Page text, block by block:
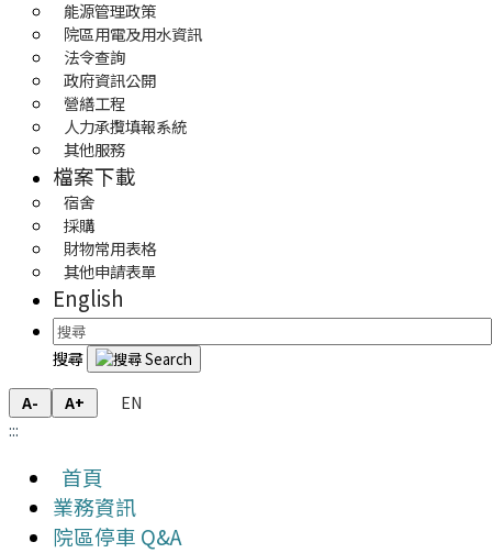
能源管理政策
院區用電及用水資訊
法令查詢
政府資訊公開
營繕工程
人力承攬填報系統
其他服務
檔案下載
宿舍
採購
財物常用表格
其他申請表單
English
搜尋
A- A+
EN
:::
首頁
業務資訊
院區停車 Q&A